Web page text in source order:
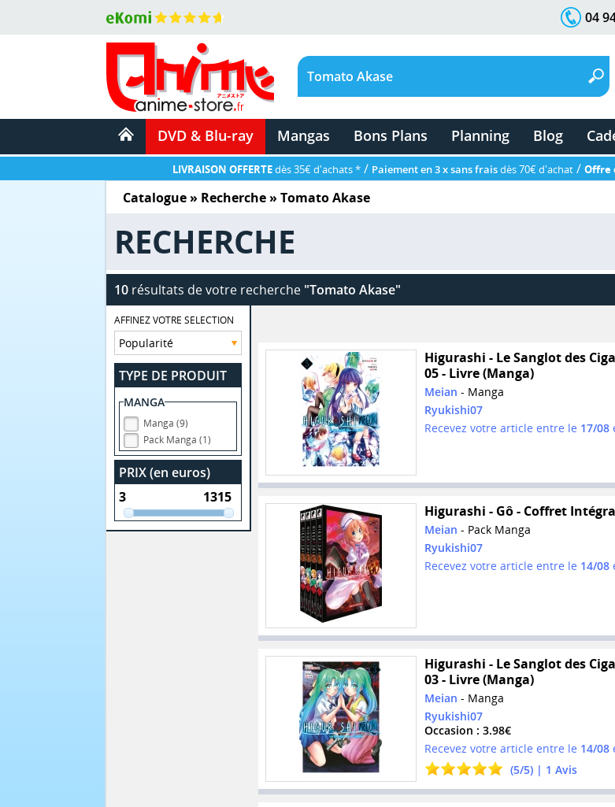
04
DVD & Blu-ray Mangas Bons Plans Planning Blog
LIVRAISON OFFERTEdès 35€ d'achats * / Paiement en 3 x sans fraisdès 70€ d'achat / Offre
Catalogue» Recherche » Tomato Akase
RECHERCHE
10résultats de votre recherche "Tomato Akase"
AFFINEZ VOTRE SELECTION
TYPE DE PRODUIT
MANGA
Manga (9)
Pack Manga (1)
PRIX (en euros)
Higurashi - Le Sanglot des
05 - Livre (Manga)
Meian - Manga
Ryukishi07
Recevez votre article entre le 17/08
Higurashi - Gô - Coffret
Meian - Pack Manga
Ryukishi07
Recevez votre article entre le 14/08
Higurashi - Le Sanglot des
03 - Livre (Manga)
Meian - Manga
Ryukishi07
Occasion : 3.98€
Recevez votre article entre le 14/08
(5/5) | 1 Avis